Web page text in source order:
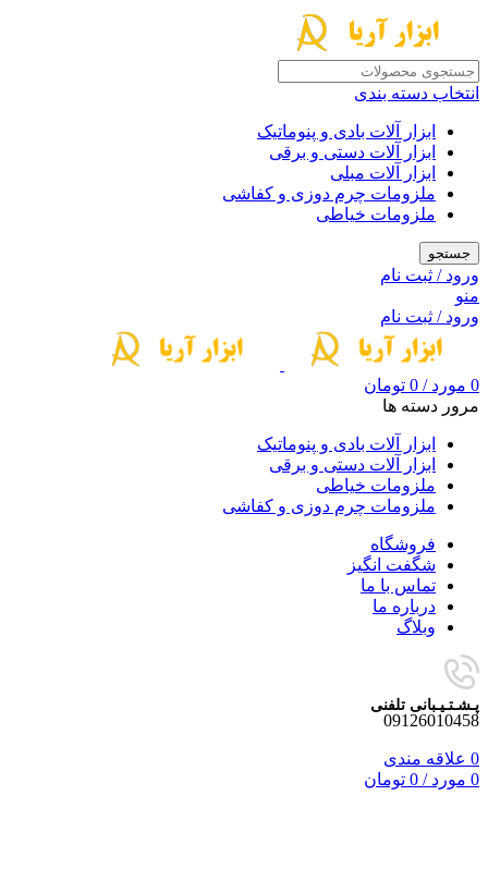
انتخاب دسته بندی
ابزار آلات بادی و پنوماتیک
ابزار آلات دستی و برقی
ابزار آلات مبلی
ملزومات چرم دوزی و کفاشی
ملزومات خیاطی
جستجو
ورود / ثبت نام
منو
ورود / ثبت نام
0 مورد /
0 تومان
مرور دسته ها
ابزار آلات بادی و پنوماتیک
ابزار آلات دستی و برقی
ملزومات خیاطی
ملزومات چرم دوزی و کفاشی
فروشگاه
شگفت انگیز
تماس با ما
درباره ما
وبلاگ
پـشـتـیـبانی تلفنی
09126010458
0 علاقه مندی
0 مورد /
0 تومان